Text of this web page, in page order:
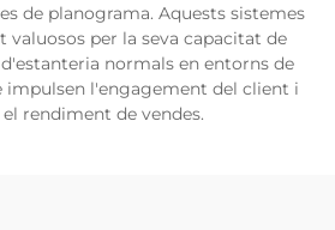
de planograma. Aquests sistemes
per la seva capacitat de
normals en entorns de
impulsen l'engagement del client i
rendiment de vendes.